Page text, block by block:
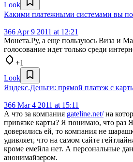
Look
Какими платежными системами вы
366 Apr 9 2011 at 12:21
Монета.Ру, а еще пользуюсь Виза и
голосование идет только среди
+1
Look
Яндекс.Деньги: прямой платеж с
366 Mar 4 2011 at 15:11
А что за компания gateline.net/на
привязке карты? Я понимаю, что раз
доверились ей, то компания не
удивляет, что на самом сайте
кроме емейла нет. А персональные
анонимайзером.